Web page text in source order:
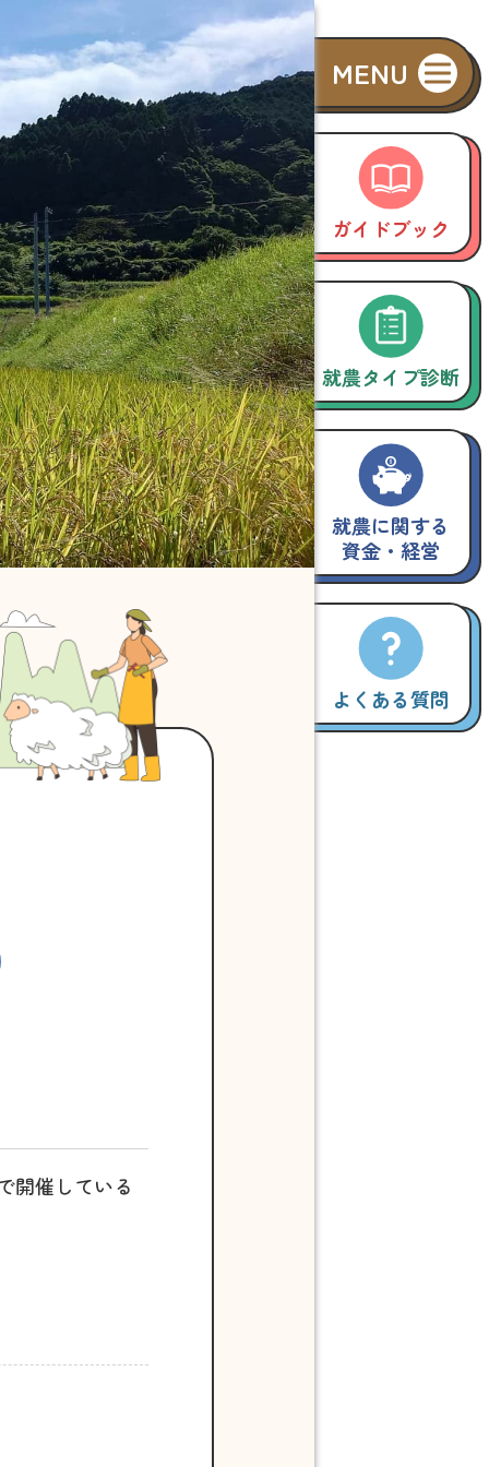
開催している
ガイドブック
就農タイプ診断
就農に関する
資金・経営
よくある質問